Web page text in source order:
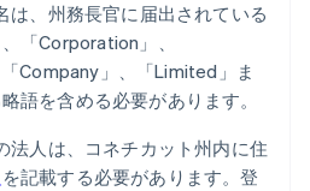
は、州務長官に届出されている
「Corporation」、
Company」、「Limited」ま
語を含める必要があります。
法人は、コネチカット州内に住
を記載する必要があります。登